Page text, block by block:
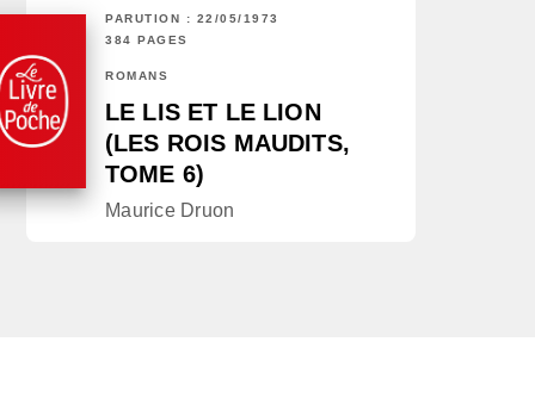
PARUTION : 22/05/1973
384 PAGES
ROMANS
LE LIS ET LE LION
(LES ROIS MAUDITS,
TOME 6)
Maurice Druon